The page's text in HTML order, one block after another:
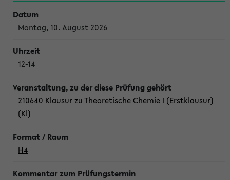
Montag, 10. August 2026
12-14
210640 Klausur zu Theoretische Chemie I (Erstklausur)
(Kl)
H4